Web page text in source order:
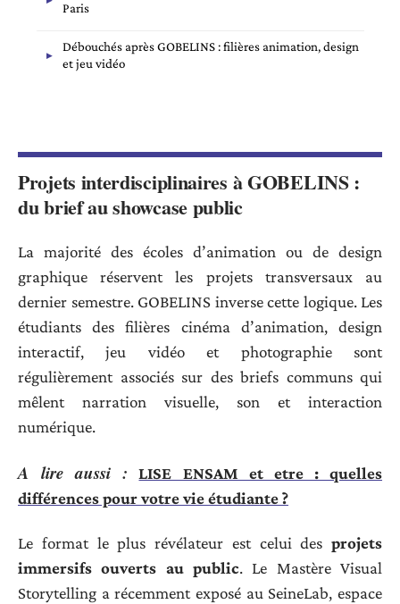
Paris
Débouchés après GOBELINS : filières animation, design
et jeu vidéo
Projets interdisciplinaires à GOBELINS :
du brief au showcase public
La majorité des écoles d’animation ou de design
graphique réservent les projets transversaux au
dernier semestre. GOBELINS inverse cette logique. Les
étudiants des filières cinéma d’animation, design
interactif, jeu vidéo et photographie sont
régulièrement associés sur des briefs communs qui
mêlent narration visuelle, son et interaction
numérique.
A lire aussi :
LISE ENSAM et etre : quelles
différences pour votre vie étudiante ?
Le format le plus révélateur est celui des projets
immersifs ouverts au public. Le Mastère Visual
Storytelling a récemment exposé au SeineLab, espace